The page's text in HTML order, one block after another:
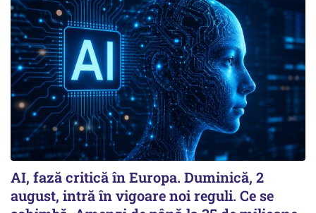
AI, fază critică în Europa. Duminică, 2
august, intră în vigoare noi reguli. Ce se